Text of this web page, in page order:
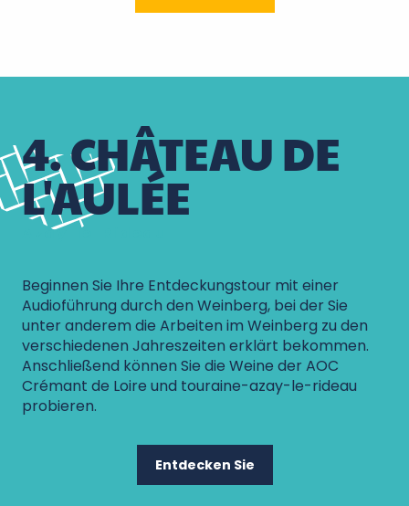
4. CHÂTEAU DE
L'AULÉE
Azay-le-Rideau
Beginnen Sie Ihre Entdeckungstour mit einer
Audioführung durch den Weinberg, bei der Sie
unter anderem die Arbeiten im Weinberg zu den
verschiedenen Jahreszeiten erklärt bekommen.
Anschließend können Sie die Weine der AOC
Crémant de Loire und touraine-azay-le-rideau
probieren.
Entdecken Sie